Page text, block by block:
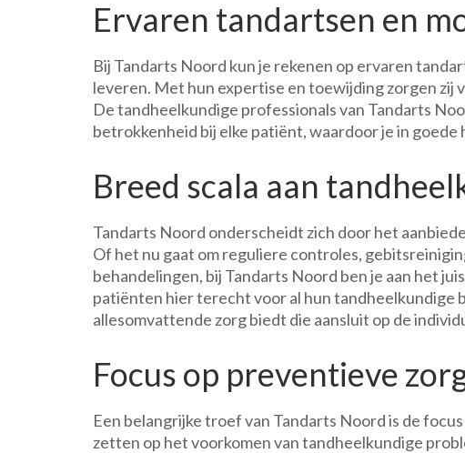
Ervaren tandartsen en
Bij Tandarts Noord kun je rekenen op ervaren
leveren. Met hun expertise en toewijding zorgen zij
De tandheelkundige professionals van Tandarts
betrokkenheid bij elke patiënt, waardoor je in
Breed scala aan
Tandarts Noord onderscheidt zich door het
Of het nu gaat om reguliere controles,
behandelingen, bij Tandarts Noord ben je aan het
patiënten hier terecht voor al hun
allesomvattende zorg biedt die aansluit op de
Focus op preventieve
Een belangrijke troef van Tandarts Noord is de
zetten op het voorkomen van tandheelkundige